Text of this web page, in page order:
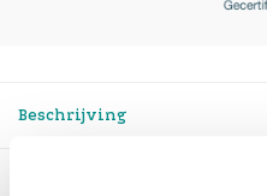
Beschrijving